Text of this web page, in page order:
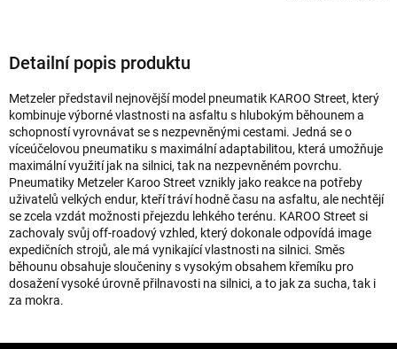
Detailní popis produktu
Metzeler představil nejnovější model pneumatik KAROO Street, který
kombinuje výborné vlastnosti na asfaltu s hlubokým běhounem a
schopností vyrovnávat se s nezpevněnými cestami. Jedná se o
víceúčelovou pneumatiku s maximální adaptabilitou, která umožňuje
maximální využití jak na silnici, tak na nezpevněném povrchu.
Pneumatiky Metzeler Karoo Street vznikly jako reakce na potřeby
uživatelů velkých endur, kteří tráví hodně času na asfaltu, ale nechtějí
se zcela vzdát možnosti přejezdu lehkého terénu. KAROO Street si
zachovaly svůj off-roadový vzhled, který dokonale odpovídá image
expedičních strojů, ale má vynikající vlastnosti na silnici. Směs
běhounu obsahuje sloučeniny s vysokým obsahem křemíku pro
dosažení vysoké úrovně přilnavosti na silnici, a to jak za sucha, tak i
za mokra.